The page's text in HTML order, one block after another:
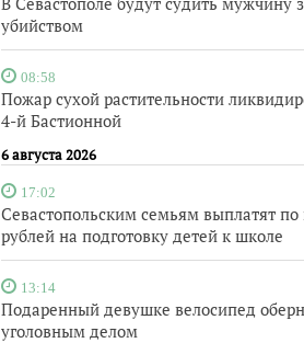
убийством
08:58
Пожар сухой растительности
4-й Бастионной
6 августа 2026
17:02
Севастопольским семьям выплатят по
рублей на подготовку детей к школе
13:14
Подаренный девушке велосипед
уголовным делом